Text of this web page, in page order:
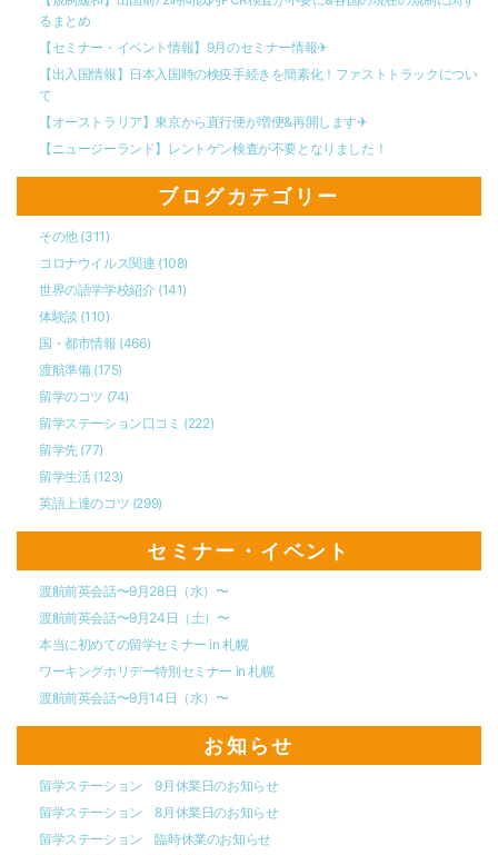
るまとめ
【セミナー・イベント情報】9月のセミナー情報✈︎
【出入国情報】日本入国時の検疫手続きを簡素化！ファストトラックについ
て
【オーストラリア】東京から直行便が増便&再開します✈︎
【ニュージーランド】レントゲン検査が不要となりました！
ブログカテゴリー
その他 (311)
コロナウイルス関連 (108)
世界の語学学校紹介 (141)
体験談 (110)
国・都市情報 (466)
渡航準備 (175)
留学のコツ (74)
留学ステーション口コミ (222)
留学先 (77)
留学生活 (123)
英語上達のコツ (299)
セミナー・イベント
渡航前英会話〜9月28日（水）〜
渡航前英会話〜9月24日（土）〜
本当に初めての留学セミナー in 札幌
ワーキングホリデー特別セミナー in 札幌
渡航前英会話〜9月14日（水）〜
お知らせ
留学ステーション 9月休業日のお知らせ
留学ステーション 8月休業日のお知らせ
留学ステーション 臨時休業のお知らせ